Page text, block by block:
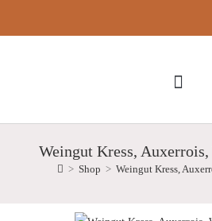
Weingut Kress,
> Shop > Weingut Kress,